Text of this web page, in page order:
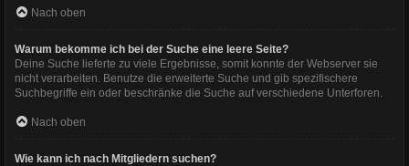
Nach oben
Warum bekomme ich bei der Suche eine leere Seite?
Deine Suche lieferte zu viele Ergebnisse, somit konnte der Webserver sie
nicht verarbeiten. Benutze die erweiterte Suche und gib spezifischere
Suchbegriffe ein oder beschränke die Suche auf verschiedene Unterforen.
Nach oben
Wie kann ich nach Mitgliedern suchen?